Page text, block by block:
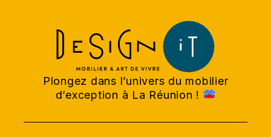
Plongez dans l’univers du mobilier
d’exception à La Réunion !